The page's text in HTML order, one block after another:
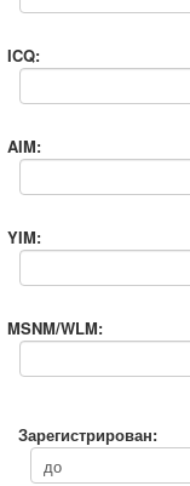
ICQ:
AIM:
YIM:
MSNM/WLM:
Зарегистрирован: